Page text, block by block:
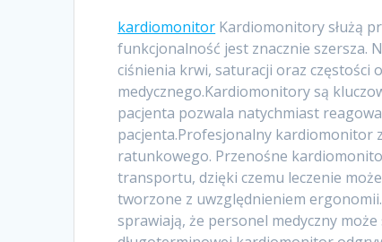
kardiomonitor Kardiomonitory służą
funkcjonalność jest znacznie szersza.
ciśnienia krwi, saturacji oraz częstości
medycznego.Kardiomonitory są
pacjenta pozwala natychmiast
pacjenta.Profesjonalny kardiomonitor
ratunkowego. Przenośne
transportu, dzięki czemu leczenie
tworzone z uwzględnieniem
sprawiają, że personel medyczny